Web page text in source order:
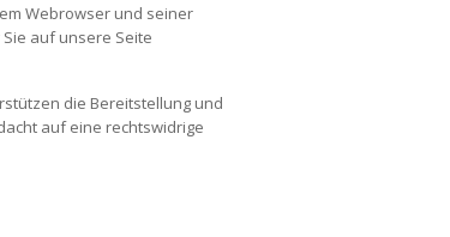
Webrowser und seiner
auf unsere Seite
die Bereitstellung und
auf eine rechtswidrige